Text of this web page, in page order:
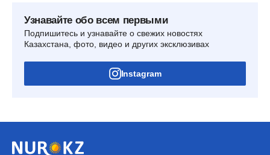
Узнавайте обо всем первыми
Подпишитесь и узнавайте о свежих новостях
Казахстана, фото, видео и других эксклюзивах
Instagram